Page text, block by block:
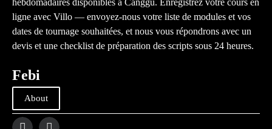
ligne avec Villo — envoyez-nous votre liste de modules et vos
dates de tournage souhaitées, et nous vous répondrons avec un
devis et une checklist de préparation des scripts sous 24 heures.
Febi
About